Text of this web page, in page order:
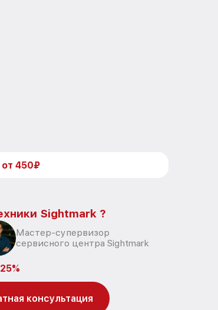
от 450₽
Sightmark ?
Мастер-супервизор
сервисного центра Sightmark
консультация